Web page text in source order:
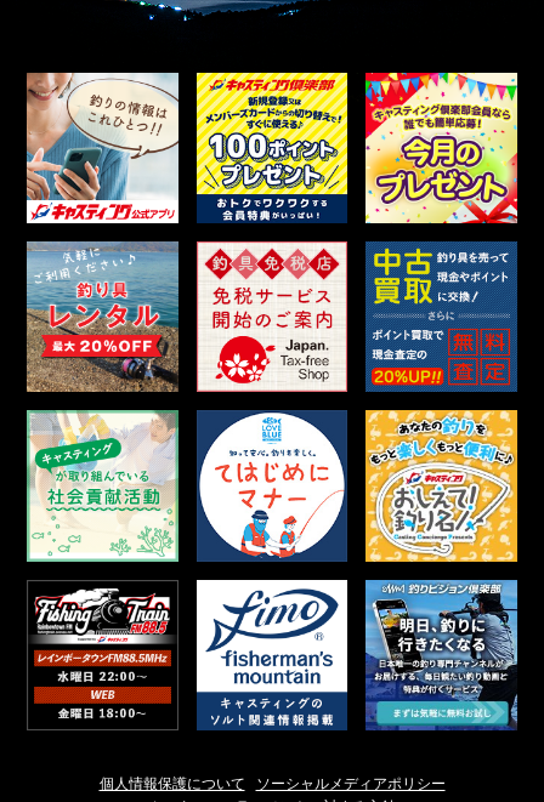
個人情報保護について
ソーシャルメディアポリシー